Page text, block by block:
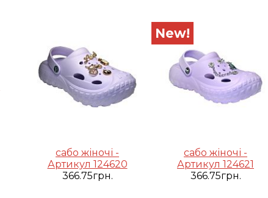
сабо жіночі -
Артикул 124620
366.75грн.
New!
сабо жіночі -
Артикул 124621
366.75грн.